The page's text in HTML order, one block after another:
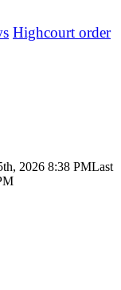
Highcourt order
2026 8:38 PMLast